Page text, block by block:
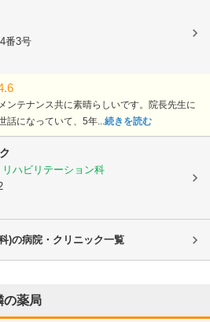
番3号
ンテナンス共に素晴らしいです。院長先生に
になっていて、5年... 続きを読む
ハビリテーション科
)の病院・クリニック一覧
の薬局